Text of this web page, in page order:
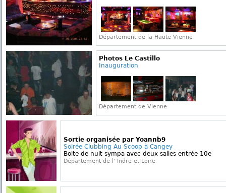
Département de la Haute Vienne
Photos Le Castillo
Inauguration
Département de Vienne
Sortie organisée par Yoannb9
Soirée Clubbing Au Scoop à Cangey
Boite de nuit sympa avec deux salles entrée 10e
Département de l' Indre et Loire